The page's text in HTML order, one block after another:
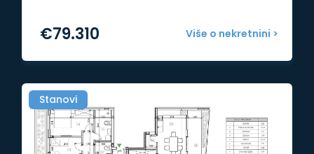
Više o nekretnini >
€79.310
Stanovi